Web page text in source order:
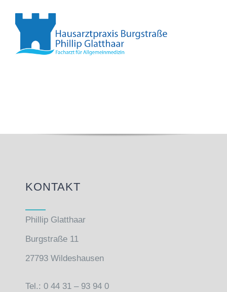
KONTAKT
Phillip Glatthaar
Burgstraße 11
27793 Wildeshausen
Tel.: 0 44 31 – 93 94 0